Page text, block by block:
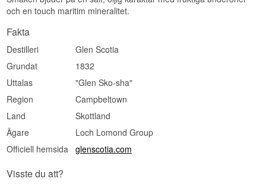
När Duncan MacCallum tvingades stänga Glen
av sina destillerier, och den viktorianska eran
tillbaka.
Se hela vårt sortiment av
Lyssna på vår podd:
Namn: Glen Scotia Double Cask Campbeltown
Typ: Campbeltown Single Malt Scotch Whisky
Storlek: 70 CL
Fattyp: Förstgångsfyllda bourbonfat med
Edition: Double Cask
Smakprofil
Sherrylagrad · Mjuk · Fruktig · Kryddig · Maritimt
och en touch maritim mineralitet.
Fakta
Destilleri
Glen Scotia
Grundat
1832
Uttalas
"Glen Sko-sha"
Region
Campbeltown
Land
Skottland
Ägare
Loch Lomond Group
Officiell hemsida
glenscotia.com
Visste du att?